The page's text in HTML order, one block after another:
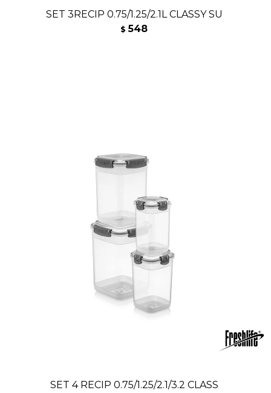
SET 3RECIP 0.75/1.25/2.1L CLASSY SU
$ 548
SET 4 RECIP 0.75/1.25/2.1/3.2 CLASS